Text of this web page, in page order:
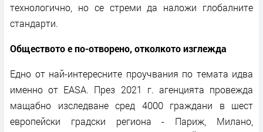
технологично, но се стреми да наложи глобалните
стандарти.
Обществото е по-отворено, отколкото изглежда
Едно от най-интересните проучвания по темата идва
именно от EASA. През 2021 г. агенцията провежда
мащабно изследване сред 4000 граждани в шест
европейски градски региона - Париж, Милано,